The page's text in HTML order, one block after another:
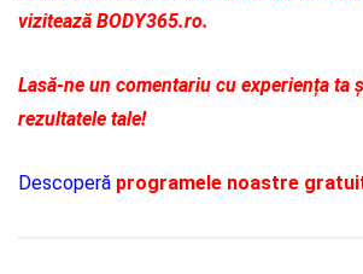
vizitează BODY365.ro.
Lasă-ne un comentariu cu experiența ta
rezultatele tale!
Descoperă programele noastre